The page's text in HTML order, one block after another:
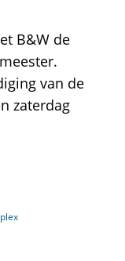
B&W de
van de
zaterdag